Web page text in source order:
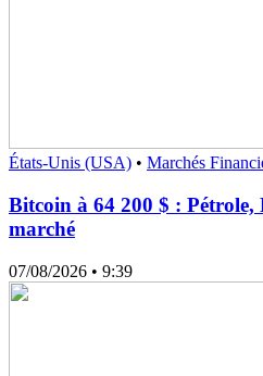
États-Unis (USA) • Marchés
Bitcoin à 64 200 $ : Pétrole,
marché
07/08/2026 • 9:39